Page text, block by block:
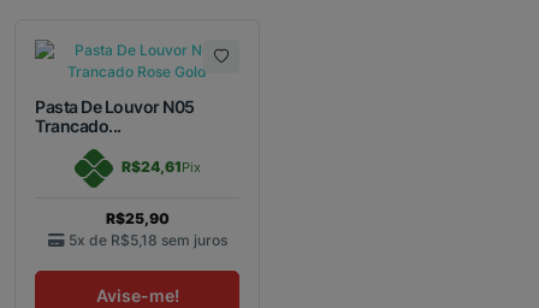
Pasta De Louvor N05
Trancado...
R$24,61Pix
R$25,90
5x de R$5,18 sem juros
Avise-me!